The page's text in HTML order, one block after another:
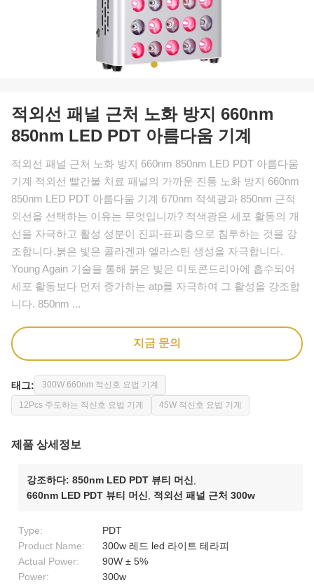
적외선 패널 근처 노화 방지 660nm
850nm LED PDT 아름다움 기계
적외선 패널 근처 노화 방지 660nm 850nm LED PDT 아름다움
기계 적외선 빨간불 치료 패널의 가까운 진통 노화 방지 660nm
850nm LED PDT 아름다움 기계 670nm 적색광과 850nm 근적
외선을 선택하는 이유는 무엇입니까? 적색광은 세포 활동의 개
선을 자극하고 활성 성분이 진피-표피층으로 침투하는 것을 강
조합니다.붉은 빛은 콜라겐과 엘라스틴 생성을 자극합니다.
Young Again 기술을 통해 붉은 빛은 미토콘드리아에 흡수되어
세포 활동보다 먼저 증가하는 atp를 자극하여 그 활성을 강조합
니다. 850nm ...
지금 문의
태그: 300W 660nm 적신호 요법 기계
12Pcs 주도하는 적신호 요법 기계 45W 적신호 요법 기계
제품 상세정보
강조하다: 850nm LED PDT 뷰티 머신
660nm LED PDT 뷰티 머신
적외선 패널 근처 300w
Type:
PDT
Product Name:
300w 레드 led 라이트 테라피
Actual Power:
90W ± 5%
Power:
300w